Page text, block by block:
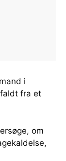
i
faldt fra et
om